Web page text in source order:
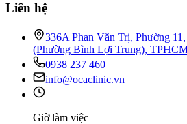
Liên hệ
336A Phan Văn Trị, Phường
(Phường Bình Lợi Trung),
0938 237 460
info@ocaclinic.vn
Giờ làm việc